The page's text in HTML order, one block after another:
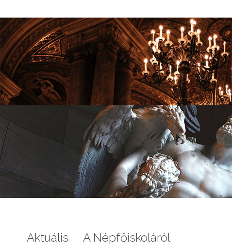
Aktuális
A Népfőiskoláról